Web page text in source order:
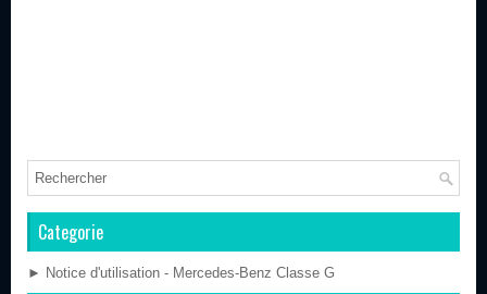
Categorie
► Notice d'utilisation - Mercedes-Benz Classe G